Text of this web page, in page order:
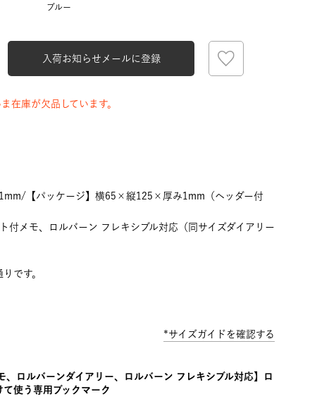
ブルー
入荷お知らせメールに登録
在庫が欠品しています。
【パッケージ】横65×縦125×厚み1mm（ヘッダー付
メモ、ロルバーン フレキシブル対応（同サイズダイアリー
です。
*サイズガイドを確認する
、ロルバーンダイアリー、ロルバーン フレキシブル対応】ロ
使う専用ブックマーク